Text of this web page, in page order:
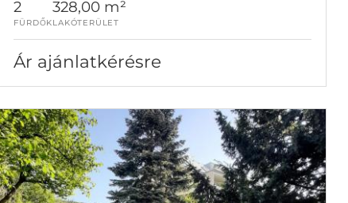
2
FÜRDŐK
328,00 m²
LAKÓTERÜLET
Ár ajánlatkérésre